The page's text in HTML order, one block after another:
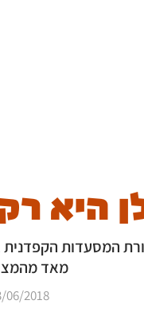
היא
המסעדות
מאד
06/2018